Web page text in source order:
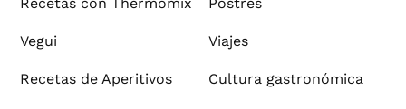
Vegui Viajes
Recetas de Aperitivos Cultura gastronómica